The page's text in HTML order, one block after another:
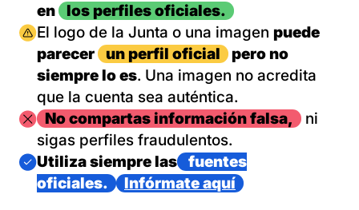
en
los perfiles oficiales.
Imagen
El logo de la Junta o una imagen puede
parecer
un perfil oficial
pero no
siempre lo es. Una imagen no acredita
que la cuenta sea auténtica.
ImagenNo compartas información falsa,
ni
sigas perfiles fraudulentos.
Imagen
Utiliza siempre las
fuentes
oficiales.
Infórmate aquí